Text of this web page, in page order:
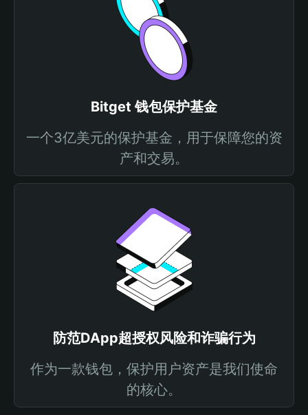
Bitget 钱包保护基金
一个3亿美元的保护基金，用于保障您的资
产和交易。
防范DApp超授权风险和诈骗行为
作为一款钱包，保护用户资产是我们使命
的核心。